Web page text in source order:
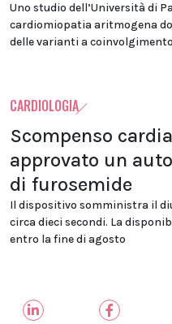
Uno studio dell’Università di
cardiomiopatia aritmogena
delle varianti a
CARDIOLOGIA
Scompenso
approvato un
di furosemide
Il dispositivo somministra il
circa dieci secondi. La
entro la fine di agosto